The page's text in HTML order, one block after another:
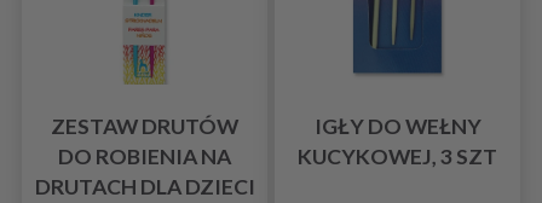
ZESTAW DRUTÓW
DO ROBIENIA NA
DRUTACH DLA DZIECI
IGŁY DO WEŁNY
KUCYKOWEJ, 3 SZT